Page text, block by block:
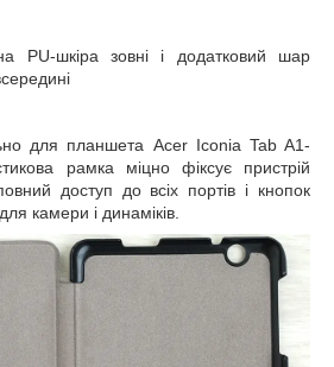
PU-шкіра зовні і додатковий шар
для планшета Acer Iconia Tab A1-
рамка міцно фіксує пристрій
доступ до всіх портів і кнопок
камери і динаміків.